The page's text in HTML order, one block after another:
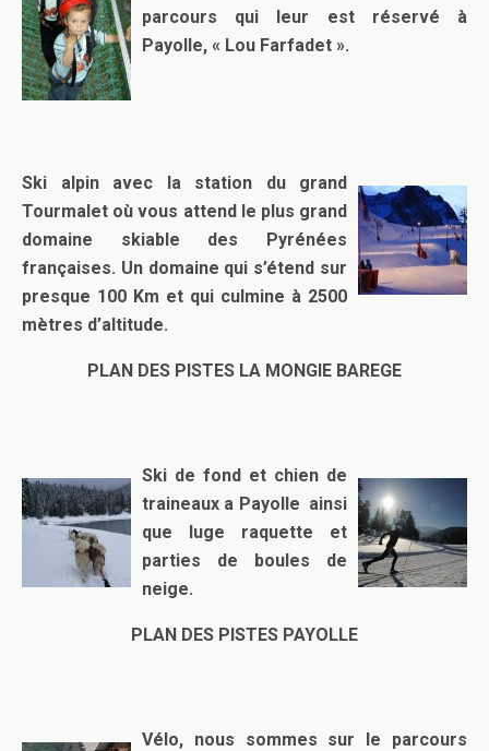
parcours qui leur est réservé à
Payolle, « Lou Farfadet ».
Ski alpin avec la station du grand
Tourmalet où vous attend le plus grand
domaine skiable des Pyrénées
françaises. Un domaine qui s’étend sur
presque 100 Km et qui culmine à 2500
mètres d’altitude.
PLAN DES PISTES LA MONGIE BAREGE
Ski de fond et chien de
traineaux a Payolle ainsi
que luge raquette et
parties de boules de
neige.
PLAN DES PISTES PAYOLLE
Vélo, nous sommes sur le parcours